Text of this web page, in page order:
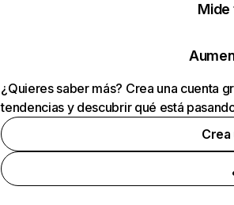
Mide
¿Quieres saber más? Crea una cuenta
tendencias y descubrir qué está